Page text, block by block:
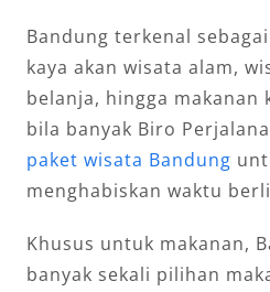
Bandung terkenal
kaya akan wisata alam,
belanja, hingga makanan
bila banyak Biro
paket wisata Bandung
menghabiskan waktu
Khusus untuk makanan,
banyak sekali pilihan